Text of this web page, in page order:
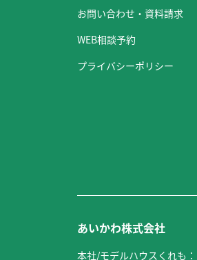
お問い合わせ・資料請求
WEB相談予約
プライバシーポリシー
あいかわ株式会社
本社/モデルハウスくれも